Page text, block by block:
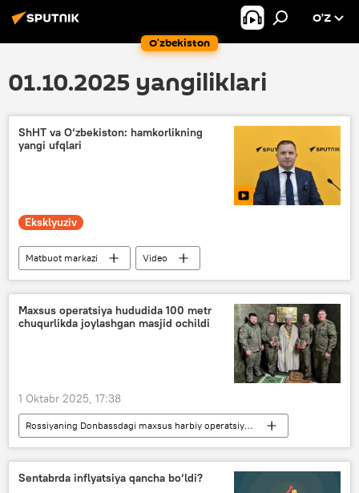
O‘zbekiston
O’Z
01.10.2025 yangiliklari
ShHT va O‘zbekiston: hamkorlikning
yangi ufqlari
Eksklyuziv
Matbuot markazi
Video
Shanxay hamkorlik tashkiloti (ShHT)
O‘zbekiston
Maxsus operatsiya hududida 100 metr
chuqurlikda joylashgan masjid ochildi
1 Oktabr 2025, 17:38
Rossiyaning Donbassdagi maxsus harbiy operatsiyasi
Tatariston
masjid
musulmonlar
islom dini
diniy erkinlik
Sentabrda inflyatsiya qancha bo‘ldi?